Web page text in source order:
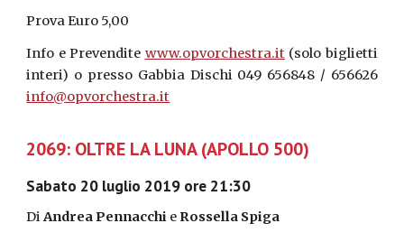
Prova Euro 5,00
Info e Prevendite www.opvorchestra.it(solo biglietti
interi) o presso Gabbia Dischi 049 656848 / 656626
info@opvorchestra.it
2069: OLTRE LA LUNA (APOLLO 500)
Sabato 20 luglio 2019 ore 21:30
Di Andrea Pennacchi e Rossella Spiga